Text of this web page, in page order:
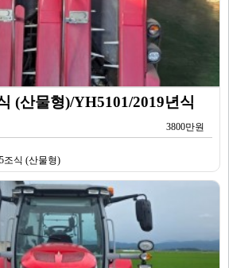
(산물형)/YH5101/2019년식
3800만원
조식 (산물형)